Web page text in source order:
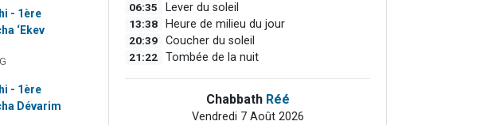
- 1ère
‘Ekev
- 1ère
Dévarim
06:35 Lever du soleil
13:38 Heure de milieu du jour
20:39 Coucher du soleil
21:22 Tombée de la nuit
Chabbath Réé
Vendredi 7 Août 2026